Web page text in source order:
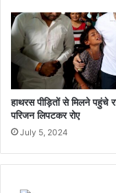
हाथरस पीड़ितों से मिलने पहुंचे
परिजन लिपटकर रोए
July 5, 2024